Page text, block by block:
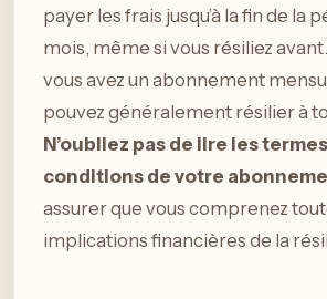
payer les frais jusqu’à la fin de la
mois, même si vous résiliez
vous avez un abonnement
pouvez généralement résilier à
N’oubliez pas de lire les
conditions de votre
assurer que vous comprenez
implications financières de la